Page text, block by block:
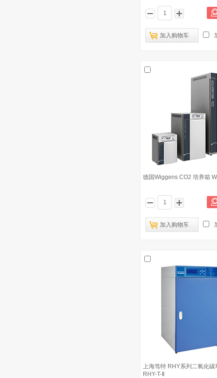
加入购物车
德国Wiggens CO2 培养箱
加入购物车
上海笃特 RHY系列二氧化碳
RHY-T-Ⅱ